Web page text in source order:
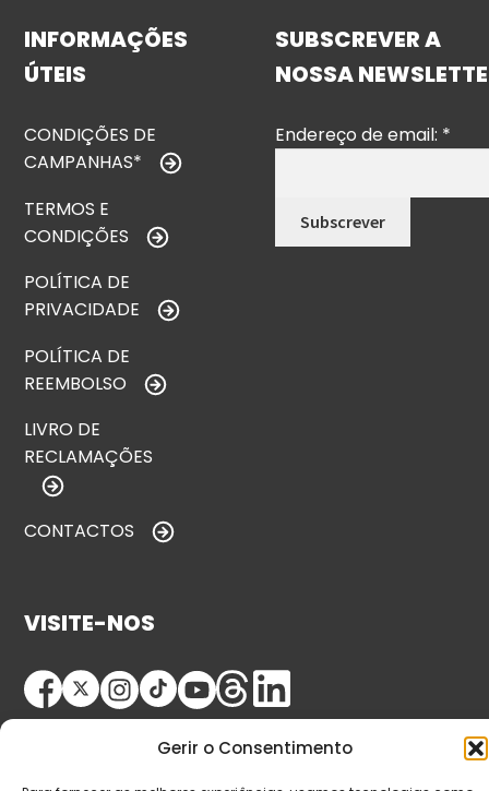
Gerir o Consentimento
INFORMAÇÕES
ÚTEIS
CONDIÇÕES DE
CAMPANHAS*
TERMOS E
CONDIÇÕES
POLÍTICA DE
PRIVACIDADE
POLÍTICA DE
REEMBOLSO
LIVRO DE
RECLAMAÇÕES
CONTACTOS
SUBSCREVER A
NOSSA
Endereço de email: *
VISITE-NOS